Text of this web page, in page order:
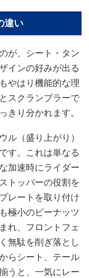
違い
が、シート・タン
インの好みが出る
やはり機能的な理
スクランブラーで
きり分かれます。
ル（盛り上がり）
です。これは単なる
加速時にライダー
トッパーの役割を
レートを取り付け
極小のピーナッツ
れ、フロントフェ
無駄を削ぎ落とし
らシート、テール
うと、一気にレー